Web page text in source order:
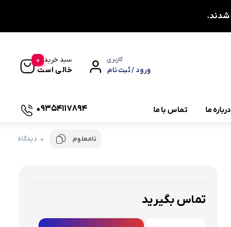
کاربری
ورود / ثبت نام
سبد خرید
خالی است
0
یاتاقان صنعتی
درباره ما تماس با ما 09354117894
نامعلوم 0 دیدگاه
تماس بگیرید